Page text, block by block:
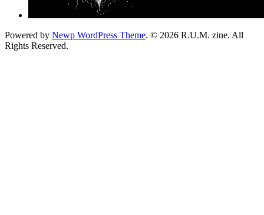
Powered by Newp WordPress Theme. © 2026 R.U.M. zine. All
Rights Reserved.